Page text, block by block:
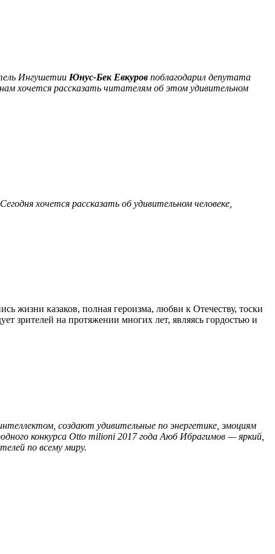
Ингушетии Юнус-Бек Евкуров поблагодарил депутата
хочется рассказать читателям об этом удивительном
Сегодня хочется рассказать об удивительном человеке,
жизни казаков, полная героизма, любви к Отечеству, тоски
зрителей на протяжении многих лет, являясь гордостью и
создают удивительные по энергетике, эмоциям
конкурса Otto milioni 2017 года Аюб Ибрагимов — яркий,
по всему миру.